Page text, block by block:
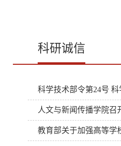
科研诚信
科学技术部令第24号
人文与新闻传播学院召
教育部关于加强高等学